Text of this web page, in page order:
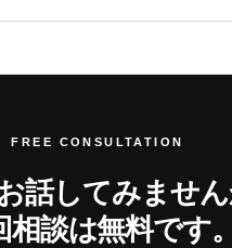
FREE CONSULTATION
話してみません
相談は無料です。